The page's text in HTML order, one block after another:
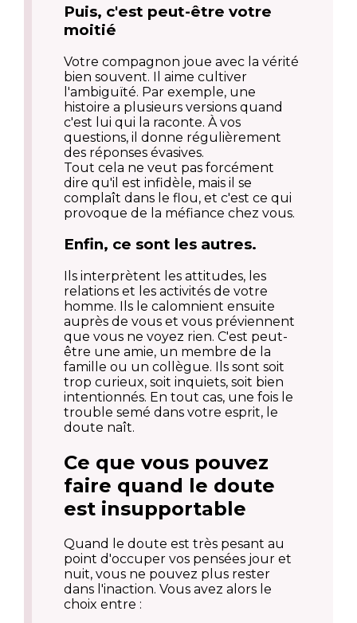
Puis, c'est peut-être votre
moitié
Votre compagnon joue avec la vérité
bien souvent. Il aime cultiver
l'ambiguïté. Par exemple, une
histoire a plusieurs versions quand
c'est lui qui la raconte. À vos
questions, il donne régulièrement
des réponses évasives.
Tout cela ne veut pas forcément
dire qu'il est infidèle, mais il se
complaît dans le flou, et c'est ce qui
provoque de la méfiance chez vous.
Enfin, ce sont les autres.
Ils interprètent les attitudes, les
relations et les activités de votre
homme. Ils le calomnient ensuite
auprès de vous et vous préviennent
que vous ne voyez rien. C'est peut-
être une amie, un membre de la
famille ou un collègue. Ils sont soit
trop curieux, soit inquiets, soit bien
intentionnés. En tout cas, une fois le
trouble semé dans votre esprit, le
doute naît.
Ce que vous pouvez
faire quand le doute
est insupportable
Quand le doute est très pesant au
point d'occuper vos pensées jour et
nuit, vous ne pouvez plus rester
dans l'inaction. Vous avez alors le
choix entre :